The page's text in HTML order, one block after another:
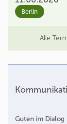
Berlin
Alle
Guten im Dialog